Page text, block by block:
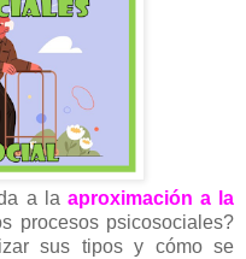
a la aproximación a la
procesos psicosociales?
sus tipos y cómo se